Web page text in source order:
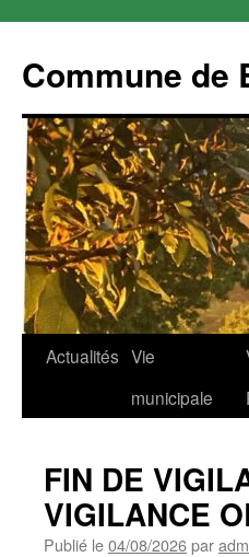
Commune de
Aller
Actualités Vie
municipale
FIN DE
VIGILANCE
Publié le04/08/2026par